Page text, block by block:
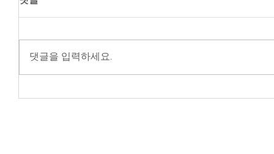
댓글을 입력하세요.